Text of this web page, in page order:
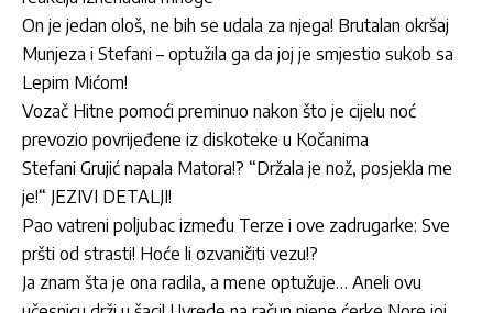
On je jedan ološ, ne bih se udala za njega! Brutalan okršaj
Munjeza i Stefani – optužila ga da joj je smjestio sukob sa
Lepim Mićom!
Vozač Hitne pomoći preminuo nakon što je cijelu noć
prevozio povrijeđene iz diskoteke u Kočanima
Stefani Grujić napala Matora!? “Držala je nož, posjekla me
je!“ JEZIVI DETALJI!
Pao vatreni poljubac između Terze i ove zadrugarke: Sve
pršti od strasti! Hoće li ozvaničiti vezu!?
Ja znam šta je ona radila, a mene optužuje… Aneli ovu